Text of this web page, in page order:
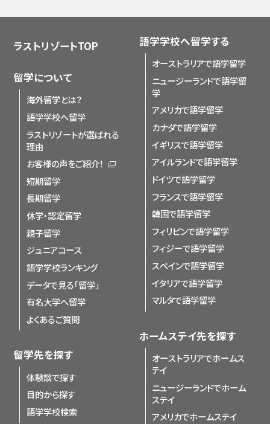
ラストリゾートTOP
留学について
海外留学とは？
語学学校へ留学
ラストリゾートが選ばれる
理由
お客様の声をご紹介！
短期留学
長期留学
休学・認定留学
親子留学
ジュニアコース
語学学校ランキング
データで見る「留学」
有名大学へ留学
よくあるご質問
留学先を探す
体験談で探す
目的から探す
語学学校検索
語学学校へ留学する
オーストラリアで語学留学
ニュージーランドで語学留
学
アメリカで語学留学
カナダで語学留学
イギリスで語学留学
アイルランドで語学留学
ドイツで語学留学
フランスで語学留学
韓国で語学留学
フィリピンで語学留学
フィジーで語学留学
スペインで語学留学
イタリアで語学留学
マルタで語学留学
ホームステイ先を探す
オーストラリアでホームス
テイ
ニュージーランドでホーム
ステイ
アメリカでホームステイ